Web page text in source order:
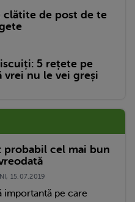
clătite de post de te
5 rețete pe
vrei nu le vei greși
probabil cel mai bun
15.07.2019
importantă pe care